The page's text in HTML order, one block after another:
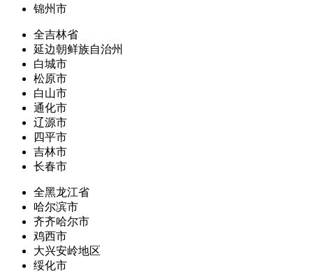
锦州市
全吉林省
延边朝鲜族自治州
白城市
松原市
白山市
通化市
辽源市
四平市
吉林市
长春市
全黑龙江省
哈尔滨市
齐齐哈尔市
鸡西市
大兴安岭地区
绥化市